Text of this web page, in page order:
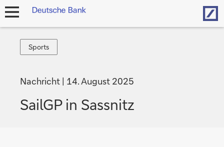
Navigation
Sports
Sports
Nachricht 14. August 2025
SailGP in Sassnitz